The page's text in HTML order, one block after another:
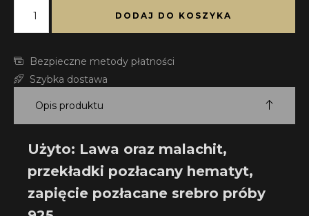
DODAJ DO KOSZYKA
Bezpieczne metody płatności
Szybka dostawa
Opis produktu
Użyto: Lawa oraz malachit,
przekładki pozłacany hematyt,
zapięcie pozłacane srebro próby